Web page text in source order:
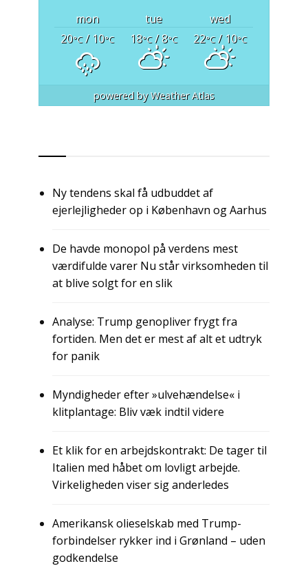
mon tue
wed
20°C/ 10°C 18°C/ 8°C 22°C/ 10°C
powered byWeather Atlas
Ny tendens skal få udbuddet af
ejerlejligheder op i København og Aarhus
De havde monopol på verdens mest
værdifulde varer Nu står virksomheden til
at blive solgt for en slik
Analyse: Trump genopliver frygt fra
fortiden. Men det er mest af alt et udtryk
for panik
Myndigheder efter »ulvehændelse« i
klitplantage: Bliv væk indtil videre
Et klik for en arbejdskontrakt: De tager til
Italien med håbet om lovligt arbejde.
Virkeligheden viser sig anderledes
Amerikansk olieselskab med Trump-
forbindelser rykker ind i Grønland – uden
godkendelse